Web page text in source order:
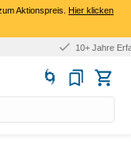
Aktionspreis.Hier klicken